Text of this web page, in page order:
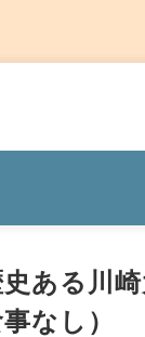
史ある川
事なし）